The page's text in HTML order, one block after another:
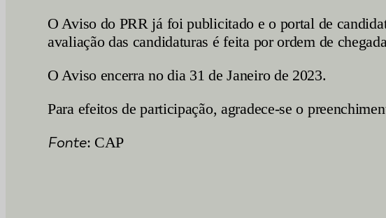
O Aviso do PRR já foi publicitado e o portal de
avaliação das candidaturas é feita por ordem de
O Aviso encerra no dia 31 de Janeiro de 2023.
Para efeitos de participação, agradece-se o
Fonte: CAP